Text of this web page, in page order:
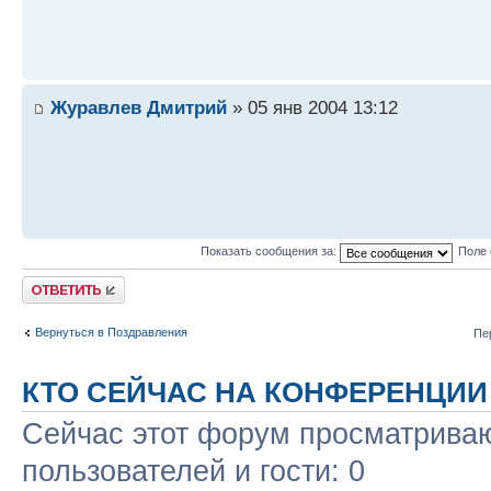
Журавлев Дмитрий » 05 янв 2004 13:12
Показать сообщения за: Поле
Ответить
Вернуться в Поздравления
КТО СЕЙЧАС НА КОНФЕРЕНЦИИ
Сейчас этот форум
пользователей и гости: 0